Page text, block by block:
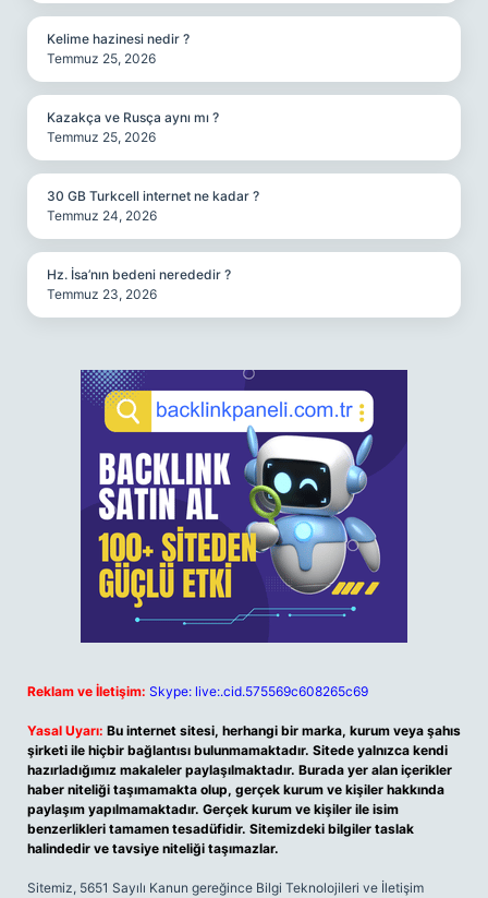
Kelime hazinesi nedir ?
Temmuz 25, 2026
Kazakça ve Rusça aynı mı ?
Temmuz 25, 2026
30 GB Turkcell internet ne kadar ?
Temmuz 24, 2026
Hz. İsa’nın bedeni nerededir ?
Temmuz 23, 2026
Reklam ve İletişim: Skype: live:.cid.575569c608265c69
Yasal Uyarı: Bu internet sitesi, herhangi bir marka, kurum veya şahıs
şirketi ile hiçbir bağlantısı bulunmamaktadır. Sitede yalnızca kendi
hazırladığımız makaleler paylaşılmaktadır. Burada yer alan içerikler
haber niteliği taşımamakta olup, gerçek kurum ve kişiler hakkında
paylaşım yapılmamaktadır. Gerçek kurum ve kişiler ile isim
benzerlikleri tamamen tesadüfidir. Sitemizdeki bilgiler taslak
halindedir ve tavsiye niteliği taşımazlar.
Sitemiz, 5651 Sayılı Kanun gereğince Bilgi Teknolojileri ve İletişim